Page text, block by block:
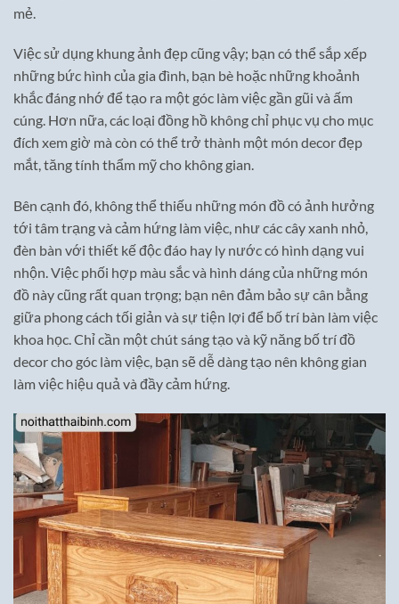
mẻ.
Việc sử dụng khung ảnh đẹp cũng vậy; bạn có thể sắp xếp
những bức hình của gia đình, bạn bè hoặc những khoảnh
khắc đáng nhớ để tạo ra một góc làm việc gần gũi và ấm
cúng. Hơn nữa, các loại đồng hồ không chỉ phục vụ cho mục
đích xem giờ mà còn có thể trở thành một món decor đẹp
mắt, tăng tính thẩm mỹ cho không gian.
Bên cạnh đó, không thể thiếu những món đồ có ảnh hưởng
tới tâm trạng và cảm hứng làm việc, như các cây xanh nhỏ,
đèn bàn với thiết kế độc đáo hay ly nước có hình dạng vui
nhộn. Việc phối hợp màu sắc và hình dáng của những món
đồ này cũng rất quan trọng; bạn nên đảm bảo sự cân bằng
giữa phong cách tối giản và sự tiện lợi để bố trí bàn làm việc
khoa học. Chỉ cần một chút sáng tạo và kỹ năng bố trí đồ
decor cho góc làm việc, bạn sẽ dễ dàng tạo nên không gian
làm việc hiệu quả và đầy cảm hứng.